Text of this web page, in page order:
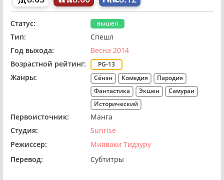
Статус: вышел
Тип:
Спешл
Год выхода:
Весна 2014
Возрастной рейтинг:
PG-13
Жанры: Сёнэн Комедия
Пародия
Фантастика
Экшен
Самураи
Исторический
Первоисточник:
Манга
Студия:
Sunrise
Режиссер:
Мияваки Тидзуру
Перевод:
Субтитры